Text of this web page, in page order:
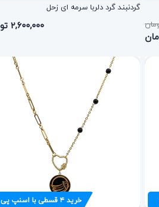
گردنبند گرد دلربا سرمه ای زحل
۲,۶۰۰,۰۰۰ تومان
خرید۴قسطی با اسنپ پی